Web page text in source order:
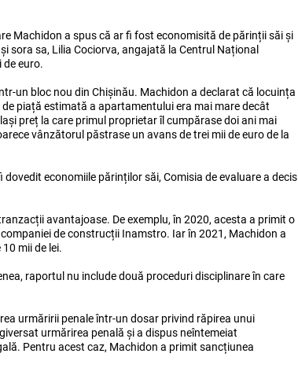
Machidon a spus că ar fi fost economisită de părinții săi și
sora sa, Lilia Cociorva, angajată la Centrul Național
de euro.
un bloc nou din Chișinău. Machidon a declarat că locuința
piață estimată a apartamentului era mai mare decât
preț la care primul proprietar îl cumpărase doi ani mai
vânzătorul păstrase un avans de trei mii de euro de la
economiile părinților săi, Comisia de evaluare a decis
avantajoase. De exemplu, în 2020, acesta a primit o
de construcții Inamstro. Iar în 2021, Machidon a
mii de lei.
raportul nu include două proceduri disciplinare în care
urmăririi penale într-un dosar privind răpirea unui
urmărirea penală și a dispus neîntemeiat
Pentru acest caz, Machidon a primit sancțiunea